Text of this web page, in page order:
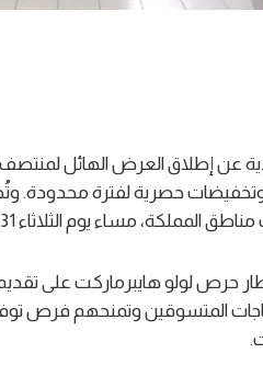
عن إطلاق العرض الهائل لمنتصف
وتخفيضات حصرية لفترة
مساء يوم الثلاثاء 31 ديسمبر 2025.
حرص لولو هايبرماركت على
المتسوقين وتمنحهم فرص